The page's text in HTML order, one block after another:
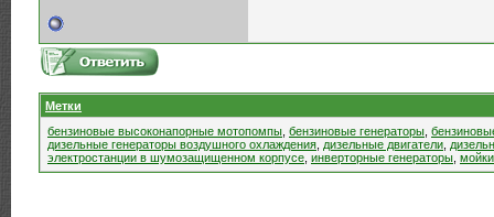
Метки
бензиновые высоконапорные мотопомпы бензиновые генераторы
дизельные генераторы воздушного охлаждения дизельные двигатели
электростанции в шумозащищенном корпусе инверторные генераторы